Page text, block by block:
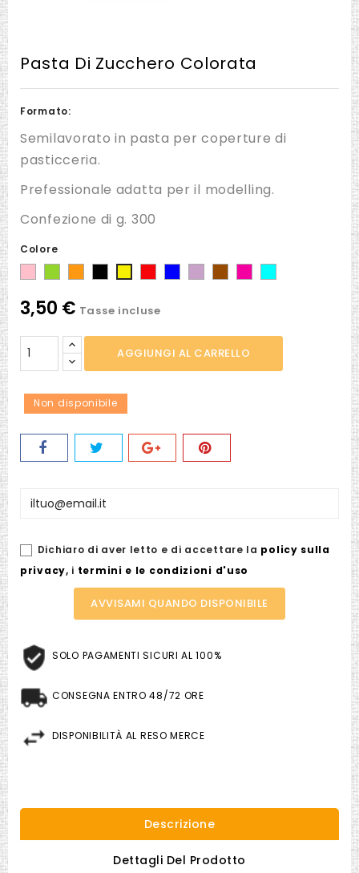
Pasta Di Zucchero Colorata
Formato:
Semilavorato in pasta per coperture di
pasticceria.
Prefessionale adatta per il modelling.
Confezione di g. 300
Colore
3,50 € Tasse incluse
AGGIUNGI AL CARRELLO
Non disponibile
Dichiaro di aver letto e di accettare la policy sulla
privacy, i termini e le condizioni d'uso
AVVISAMI QUANDO DISPONIBILE
SOLO PAGAMENTI SICURI AL 100%
CONSEGNA ENTRO 48/72 ORE
DISPONIBILITÀ AL RESO MERCE
Descrizione
Dettagli Del Prodotto